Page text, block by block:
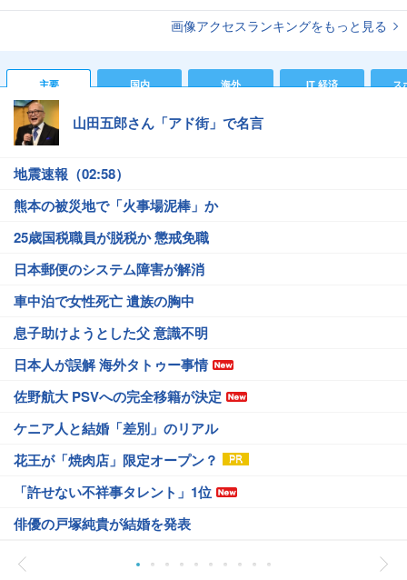
画像アクセスランキングをもっと見る
主要 国内 海外 IT 経済 ス
山田五郎さん「アド街」で名言
地震速報（02:58）
熊本の被災地で「火事場泥棒」か
25歳国税職員が脱税か 懲戒免職
日本郵便のシステム障害が解消
車中泊で女性死亡 遺族の胸中
息子助けようとした父 意識不明
日本人が誤解 海外タトゥー事情
佐野航大 PSVへの完全移籍が決定
ケニア人と結婚「差別」のリアル
花王が「焼肉店」限定オープン？
「許せない不祥事タレント」1位
俳優の戸塚純貴が結婚を発表